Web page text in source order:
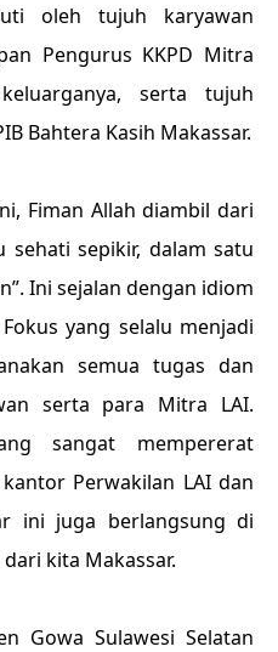
oleh tujuh karyawan
Pengurus KKPD Mitra
serta tujuh
Bahtera Kasih Makassar.
Fiman Allah diambil dari
sehati sepikir, dalam satu
Ini sejalan dengan idiom
yang selalu menjadi
semua tugas dan
serta para Mitra LAI.
sangat mempererat
Perwakilan LAI dan
ini juga berlangsung di
kita Makassar.
Gowa Sulawesi Selatan